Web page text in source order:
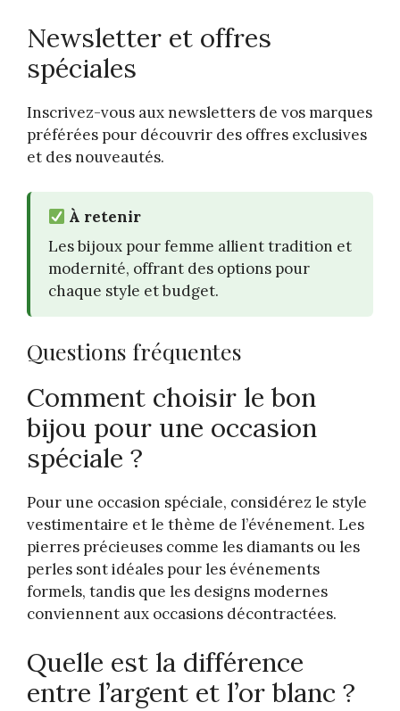
Newsletter et offres
spéciales
Inscrivez-vous aux newsletters de vos marques
préférées pour découvrir des offres exclusives
et des nouveautés.
À retenir
Les bijoux pour femme allient tradition et
modernité, offrant des options pour
chaque style et budget.
Questions fréquentes
Comment choisir le bon
bijou pour une occasion
spéciale ?
Pour une occasion spéciale, considérez le style
vestimentaire et le thème de l’événement. Les
pierres précieuses comme les diamants ou les
perles sont idéales pour les événements
formels, tandis que les designs modernes
conviennent aux occasions décontractées.
Quelle est la différence
entre l’argent et l’or blanc ?